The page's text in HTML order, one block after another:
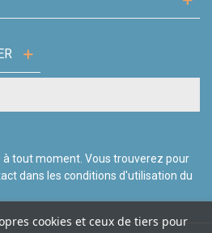
cookies et ceux de tiers pour
tout moment. Vous trouverez pour
dans les conditions d'utilisation du